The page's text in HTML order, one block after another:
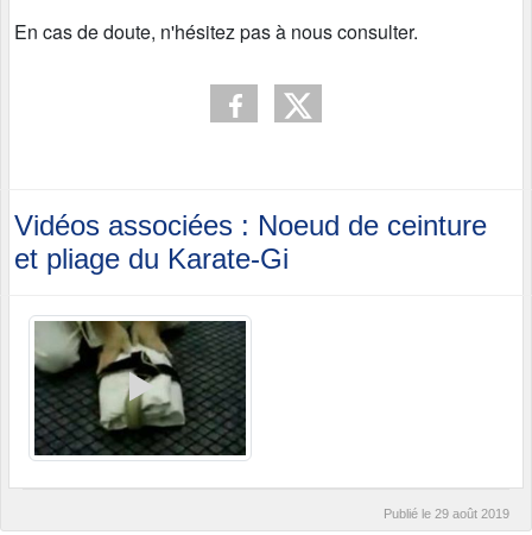
En cas de doute, n'hésitez pas à nous consulter.
Vidéos associées : Noeud de ceinture
et pliage du Karate-Gi
Publié le 29 août 2019